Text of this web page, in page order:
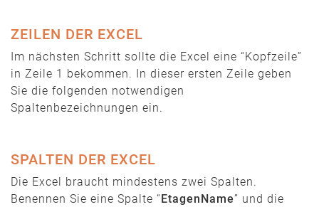
ZEILEN DER EXCEL
Im nächsten Schritt sollte die Excel eine “Kopfzeile”
in Zeile 1 bekommen. In dieser ersten Zeile geben
Sie die folgenden notwendigen
Spaltenbezeichnungen ein.
SPALTEN DER EXCEL
Die Excel braucht mindestens zwei Spalten.
Benennen Sie eine Spalte “ EtagenName” und die